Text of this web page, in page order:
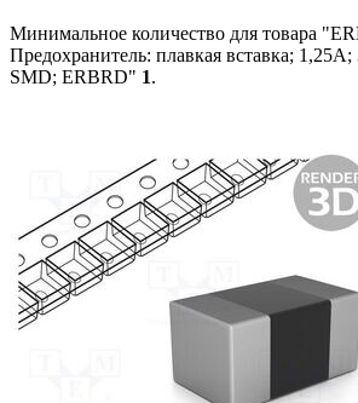
Минимальное количество для товара
Предохранитель: плавкая вставка;
SMD; ERBRD" 1.